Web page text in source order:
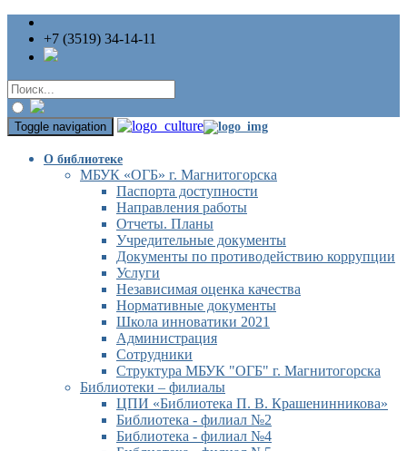
+7 (3519) 34-14-11
Toggle navigation
О библиотеке
МБУК «ОГБ» г. Магнитогорска
Паспорта доступности
Направления работы
Отчеты. Планы
Учредительные документы
Документы по противодействию коррупции
Услуги
Независимая оценка качества
Нормативные документы
Школа инноватики 2021
Администрация
Сотрудники
Структура МБУК "ОГБ" г. Магнитогорска
Библиотеки – филиалы
ЦПИ «Библиотека П. В. Крашенинникова»
Библиотека - филиал №2
Библиотека - филиал №4